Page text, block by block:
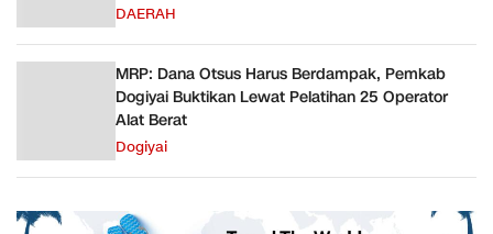
DAERAH
MRP: Dana Otsus Harus Berdampak, Pemkab
Dogiyai Buktikan Lewat Pelatihan 25 Operator
Alat Berat
Dogiyai